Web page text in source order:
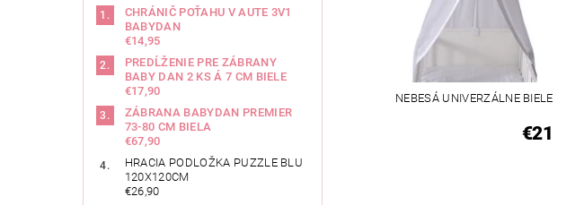
CHRÁNIČ POŤAHU V AUTE 3V1
BABYDAN
€14,95
PREDĹŽENIE PRE ZÁBRANY
BABY DAN 2 KS Á 7 CM BIELE
€17,90
ZÁBRANA BABYDAN PREMIER
73-80 CM BIELA
€67,90
HRACIA PODLOŽKA PUZZLE BLU
120X120CM
€26,90
NEBESÁ UNIVERZÁLNE BIELE
€21